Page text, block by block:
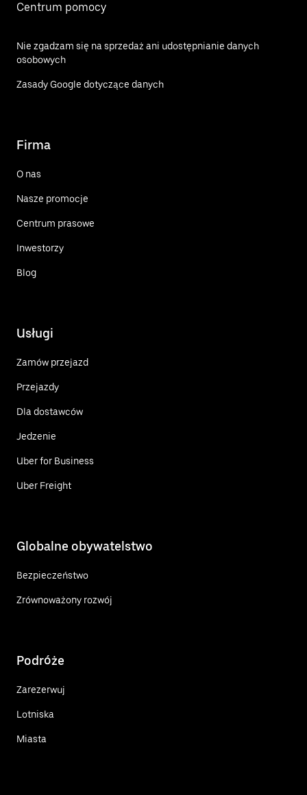
Centrum pomocy
Nie zgadzam się na sprzedaż ani udostępnianie danych
osobowych
Zasady Google dotyczące danych
Firma
O nas
Nasze promocje
Centrum prasowe
Inwestorzy
Blog
Usługi
Zamów przejazd
Przejazdy
Dla dostawców
Jedzenie
Uber for Business
Uber Freight
Globalne obywatelstwo
Bezpieczeństwo
Zrównoważony rozwój
Podróże
Zarezerwuj
Lotniska
Miasta